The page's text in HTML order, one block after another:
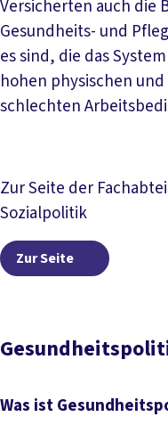
Versicherten auch die
Gesundheits- und
es sind, die das
hohen physischen
schlechten
Zur Seite der
Sozialpolitik
Zur Seite Zur Seite
Was ist